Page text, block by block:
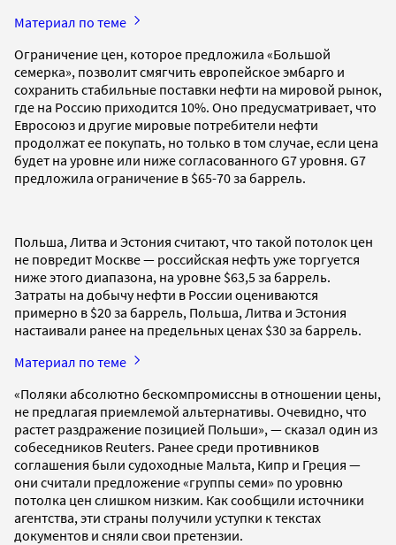
Материал по теме
Ограничение цен, которое предложила «Большой
семерка», позволит смягчить европейское эмбарго и
сохранить стабильные поставки нефти на мировой рынок,
где на Россию приходится 10%. Оно предусматривает, что
Евросоюз и другие мировые потребители нефти
продолжат ее покупать, но только в том случае, если цена
будет на уровне или ниже согласованного G7 уровня. G7
предложила ограничение в $65-70 за баррель.
Польша, Литва и Эстония считают, что такой потолок цен
не повредит Москве — российская нефть уже торгуется
ниже этого диапазона, на уровне $63,5 за баррель.
Затраты на добычу нефти в России оцениваются
примерно в $20 за баррель, Польша, Литва и Эстония
настаивали ранее на предельных ценах $30 за баррель.
Материал по теме
«Поляки абсолютно бескомпромиссны в отношении цены,
не предлагая приемлемой альтернативы. Очевидно, что
растет раздражение позицией Польши», — сказал один из
собеседников Reuters. Ранее среди противников
соглашения были судоходные Мальта, Кипр и Греция —
они считали предложение «группы семи» по уровню
потолка цен слишком низким. Как сообщили источники
агентства, эти страны получили уступки к текстах
документов и сняли свои претензии.